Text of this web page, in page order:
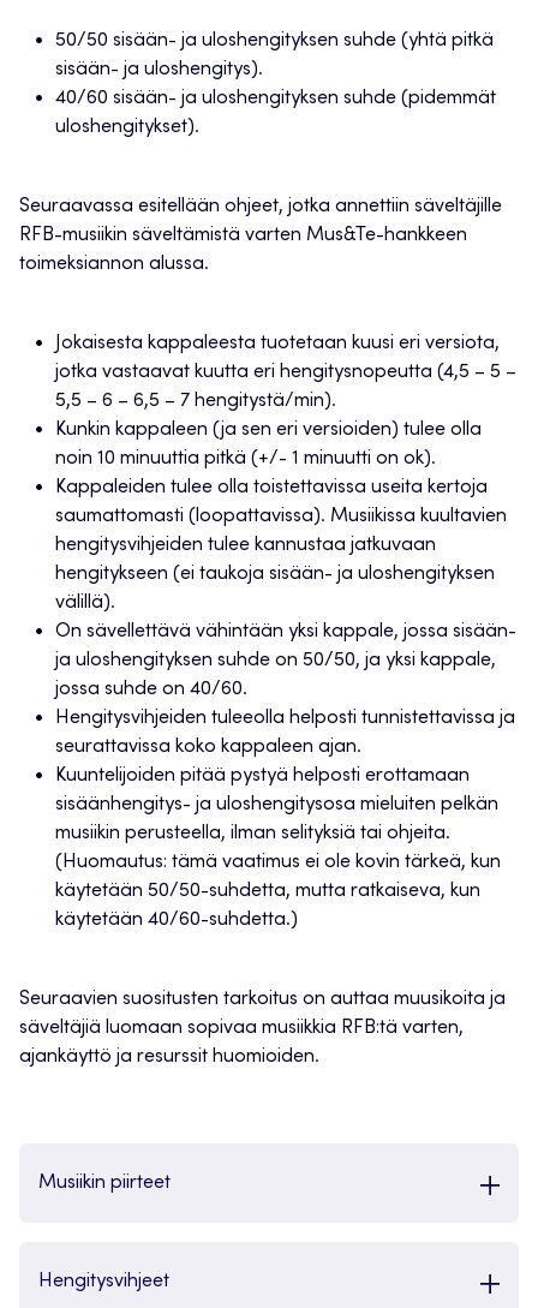
50/50 sisään- ja uloshengityksen suhde (yhtä pitkä
sisään- ja uloshengitys).
40/60 sisään- ja uloshengityksen suhde (pidemmät
uloshengitykset).
Seuraavassa esitellään ohjeet, jotka annettiin säveltäjille
RFB-musiikin säveltämistä varten Mus&Te-hankkeen
toimeksiannon alussa.
Jokaisesta kappaleesta tuotetaan kuusi eri versiota,
jotka vastaavat kuutta eri hengitysnopeutta (4,5 – 5 –
5,5 – 6 – 6,5 – 7 hengitystä/min).
Kunkin kappaleen (ja sen eri versioiden) tulee olla
noin 10 minuuttia pitkä (+/- 1 minuutti on ok).
Kappaleiden tulee olla toistettavissa useita kertoja
saumattomasti (loopattavissa). Musiikissa kuultavien
hengitysvihjeiden tulee kannustaa jatkuvaan
hengitykseen (ei taukoja sisään- ja uloshengityksen
välillä).
On sävellettävä vähintään yksi kappale, jossa sisään-
ja uloshengityksen suhde on 50/50, ja yksi kappale,
jossa suhde on 40/60.
Hengitysvihjeiden tuleeolla helposti tunnistettavissa ja
seurattavissa koko kappaleen ajan.
Kuuntelijoiden pitää pystyä helposti erottamaan
sisäänhengitys- ja uloshengitysosa mieluiten pelkän
musiikin perusteella, ilman selityksiä tai ohjeita.
(Huomautus: tämä vaatimus ei ole kovin tärkeä, kun
käytetään 50/50-suhdetta, mutta ratkaiseva, kun
käytetään 40/60-suhdetta.)
Seuraavien suositusten tarkoitus on auttaa muusikoita ja
säveltäjiä luomaan sopivaa musiikkia RFB:tä varten,
ajankäyttö ja resurssit huomioiden.
Musiikin piirteet
Hengitysvihjeet